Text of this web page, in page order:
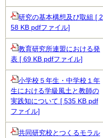
研究の基本構想及び取組 [ 2
58 KB pdfファイル]
教育研究所連盟における発
表 [ 69 KB pdfファイル]
小学校５年生・中学校１年
生における学級風土と教師の
実践知について [ 535 KB pdf
ファイル]
共同研究校とつくるモラル